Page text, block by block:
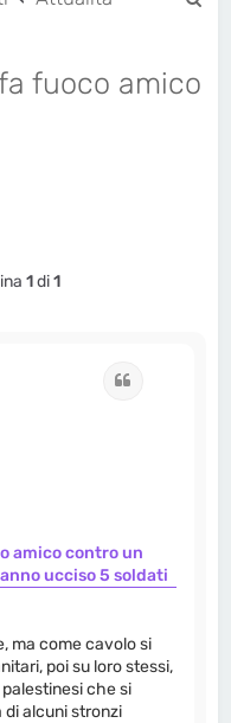
fuoco amico
1di1
amico contro un
ucciso 5 soldati
ma come cavolo si
poi su loro stessi,
che si
alcuni stronzi